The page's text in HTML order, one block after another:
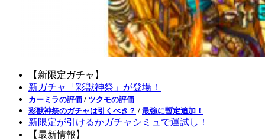
【新限定ガチャ】
新ガチャ「彩獣神祭」が登場！
カーミラの評価 / ツクモの評価
彩獣神祭のガチャは引くべき？ / 最強に暫定追加！
新限定が引けるかガチャシミュで運試し！
【最新情報】